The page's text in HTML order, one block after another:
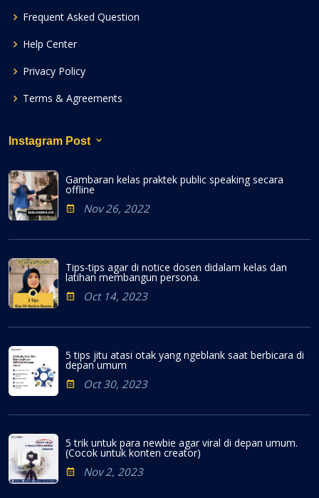
Frequent Asked Question
Help Center
Privacy Policy
Terms & Agreements
Instagram Post
Gambaran kelas praktek public speaking secara
offline
Nov 26, 2022
Tips-tips agar di notice dosen didalam kelas dan
latihan membangun persona.
Oct 14, 2023
5 tips jitu atasi otak yang ngeblank saat berbicara di
depan umum
Oct 30, 2023
5 trik untuk para newbie agar viral di depan umum.
(Cocok untuk konten creator)
Nov 2, 2023